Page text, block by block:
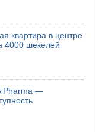
квартира в центре
4000 шекелей
Pharma —